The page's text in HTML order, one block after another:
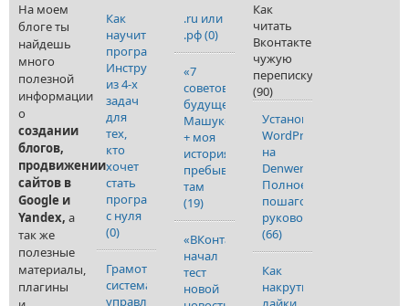
На моем
блоге ты
найдешь
много
полезной
информации
о
создании
блогов,
продвижении
сайтов в
Google и
Yandex, а
так же
полезные
материалы,
плагины
Как
научиться
программировать
Инструкция
из 4-х
задач
для
тех,
кто
хочет
стать
программистом
с нуля
(0)
Грамотная
система
управления
.ru или
.рф (0)
«7
советов
будущему
Машуковцу»
+ моя
история
пребывания
там
(19)
«ВКонтакте»
начал
тест
новой
Как
читать
Вконтакте
чужую
переписку
(90)
Установка
WordPress
на
Denwer.
Полное
пошаговое
руководство.
(66)
Как
накрутить